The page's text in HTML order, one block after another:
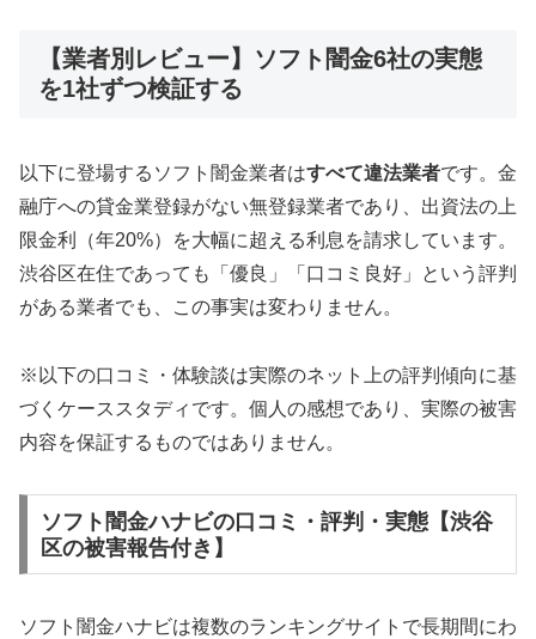
【業者別レビュー】ソフト闇金6社の実態
を1社ずつ検証する
以下に登場するソフト闇金業者はすべて違法業者です。金
融庁への貸金業登録がない無登録業者であり、出資法の上
限金利（年20%）を大幅に超える利息を請求しています。
渋谷区在住であっても「優良」「口コミ良好」という評判
がある業者でも、この事実は変わりません。
※以下の口コミ・体験談は実際のネット上の評判傾向に基
づくケーススタディです。個人の感想であり、実際の被害
内容を保証するものではありません。
ソフト闇金ハナビの口コミ・評判・実態【渋谷
区の被害報告付き】
ソフト闇金ハナビは複数のランキングサイトで長期間にわ